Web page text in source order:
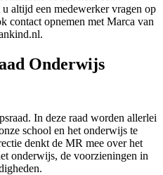
altijd een medewerker vragen op
contact opnemen met Marca van
Onderwijs
In deze raad worden allerlei
school en het onderwijs te
denkt de MR mee over het
onderwijs, de voorzieningen in